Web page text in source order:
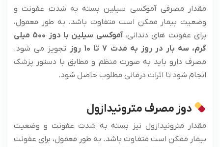
مقدار مصرفی آموکسی سیلین بسته به شدت عفونت و
وضعیت بیمار ممکن است متفاوت باشد. به طور معمول،
برای عفونت های دندانی،
آموکسی سیلین با دوز 500 میلی
گرم، سه بار در روز به مدت 7 تا 10 روز
تجویز می شود.
مصرف دارو باید به صورت منظم و مطابق با دستور پزشک
انجام شود تا اثرات درمانی مطلوب حاصل شود.
دوز مصرف مترونیدازول
مقدار مترونیدازول نیز بسته به شدت عفونت و وضعیت
بیمار ممکن است متفاوت باشد. به طور معمول، برای عفونت